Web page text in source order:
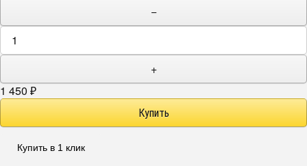
−
+
1 450 ₽
Купить в 1 клик